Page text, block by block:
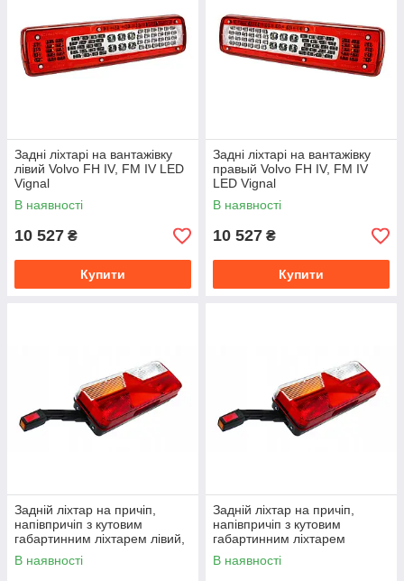
Задні ліхтарі на вантажівку
лівий Volvo FH IV, FM IV LED
Vignal
В наявності
10 527 ₴
Купити
Задні ліхтарі на вантажівку
правый Volvo FH IV, FM IV
LED Vignal
В наявності
10 527 ₴
Купити
Задній ліхтар на причіп,
напівпричіп з кутовим
габартинним ліхтарем лівий,
Fristom
В наявності
Задній ліхтар на причіп,
напівпричіп з кутовим
габартинним ліхтарем
правий, Fristom
В наявності